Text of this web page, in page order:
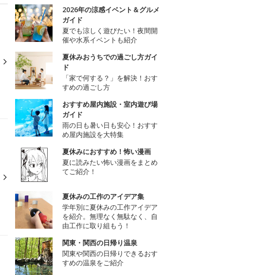
2026年の涼感イベント＆グルメ
ガイド
夏でも涼しく遊びたい！夜間開
催や水系イベントも紹介
夏休みおうちでの過ごし方ガイ
ド
「家で何する？」を解決！おす
すめの過ごし方
おすすめ屋内施設・室内遊び場
ガイド
雨の日も暑い日も安心！おすす
め屋内施設を大特集
夏休みにおすすめ！怖い漫画
夏に読みたい怖い漫画をまとめ
てご紹介！
夏休みの工作のアイデア集
学年別に夏休みの工作アイデア
を紹介。無理なく無駄なく、自
由工作に取り組もう！
関東・関西の日帰り温泉
関東や関西の日帰りできるおす
すめの温泉をご紹介